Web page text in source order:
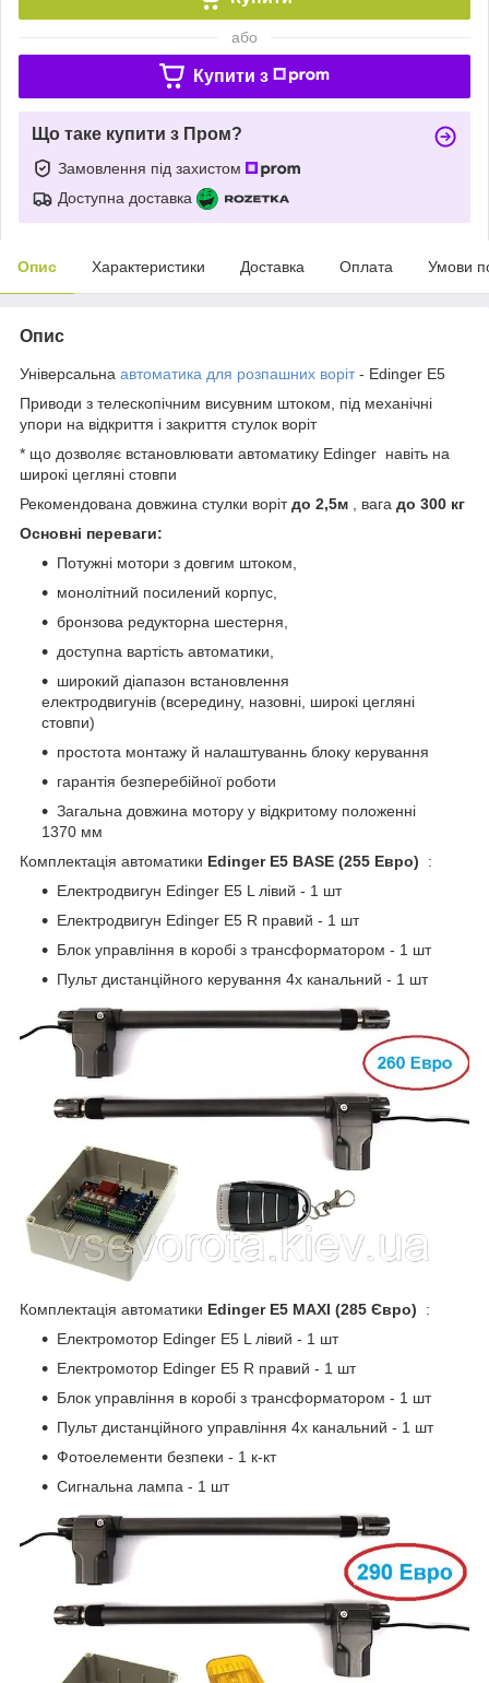
або
Купити з
Що таке купити з Пром?
Замовлення під захистом
Доступна доставка
Опис Характеристики Доставка Оплата Умови
Опис
Універсальна автоматика для розпашних воріт- Edinger E5
Приводи з телескопічним висувним штоком, під механічні
упори на відкриття і закриття стулок воріт
* що дозволяє встановлювати автоматику Edinger навіть на
широкі цегляні стовпи
Рекомендована довжина стулки ворітдо 2,5м , вага до 300 кг
Основні переваги:
Потужні мотори з довгим штоком,
монолітний посилений корпус,
бронзова редукторна шестерня,
доступна вартість автоматики,
широкий діапазон встановлення
електродвигунів (всередину, назовні, широкі цегляні
стовпи)
простота монтажу й налаштуваннь блоку керування
гарантія безперебійної роботи
Загальна довжина мотору у відкритому положенні
1370 мм
Комплектація автоматики Edinger E5 BASE (255 Евро)
:
Електродвигун Edinger E5 L лівий - 1 шт
Електродвигун Edinger E5 R правий - 1 шт
Блок управління в коробі з трансформатором - 1 шт
Пульт дистанційного керування 4х канальний - 1 шт
Комплектація автоматики Edinger E5 MAXI (285 Євро)
:
Електромотор Edinger E5 L лівий - 1 шт
Електромотор Edinger E5 R правий - 1 шт
Блок управління в коробі з трансформатором - 1 шт
Пульт дистанційного управління 4х канальний - 1 шт
Фотоелементи безпеки - 1 к-кт
Сигнальна лампа - 1 шт